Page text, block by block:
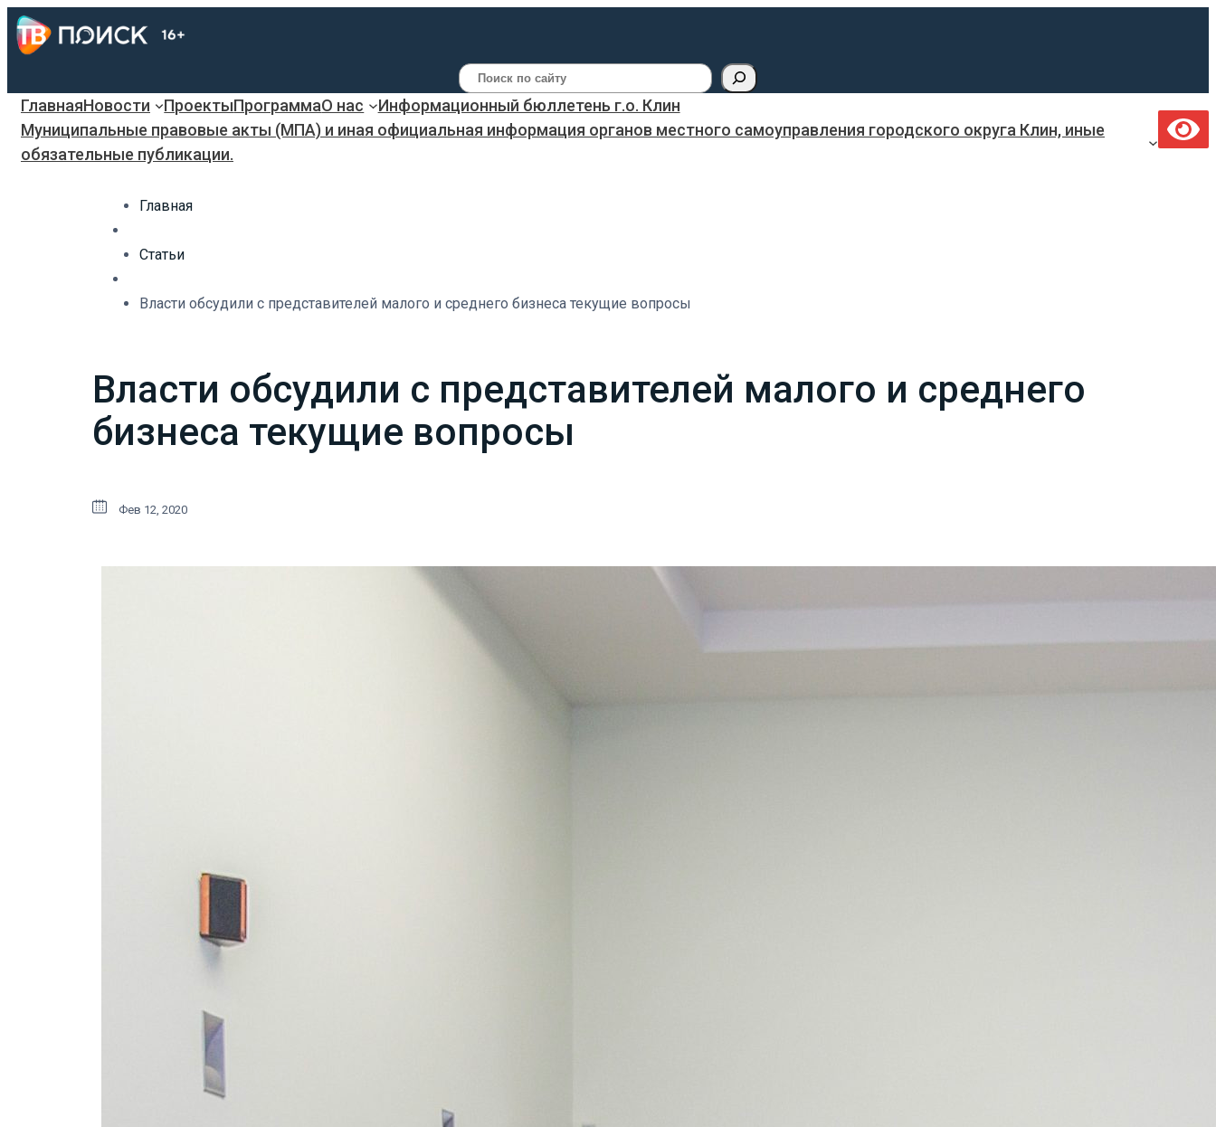
Поиск
ГлавнаяНовости ПроектыПрограммаО нас
Информационный бюллетень г.о. Клин
Муниципальные правовые акты (МПА) и иная официальная информация органов местного самоуправления городского округа Клин, иные
обязательные публикации.
Главная
Статьи
Власти обсудили с представителей малого и среднего бизнеса текущие вопросы
Власти обсудили с представителей малого и среднего
бизнеса текущие вопросы
Фев 12, 2020